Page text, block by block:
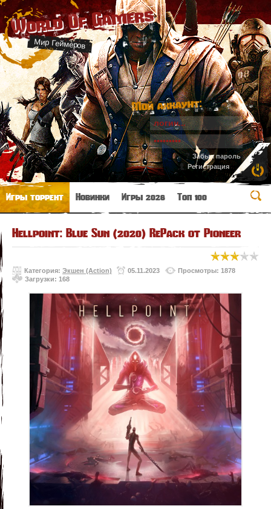
World Of Gamers
Мир Геймеров
Мой аккаунт:
Забыл пароль
Регистрация
Игры торрент Новинки Игры 2026 Топ 100
Hellpoint: Blue Sun (2020) RePack от Pioneer
Категория: Экшен (Action) 05.11.2023
Просмотры: 1878
Загрузки: 168